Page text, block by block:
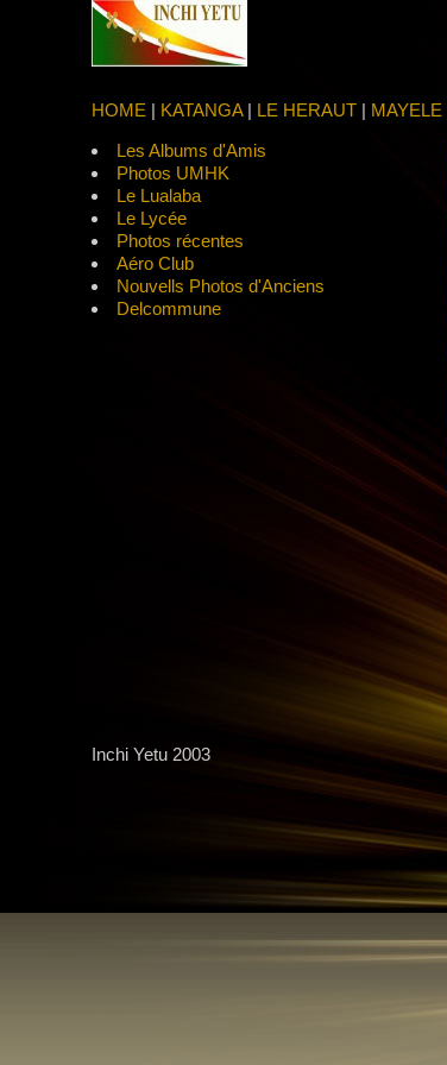
HOME | KATANGA| LE HERAUT | MAYELE
Les Albums d'Amis
Photos UMHK
Le Lualaba
Le Lycée
Photos récentes
Aéro Club
Nouvells Photos d'Anciens
Delcommune
Inchi Yetu 2003